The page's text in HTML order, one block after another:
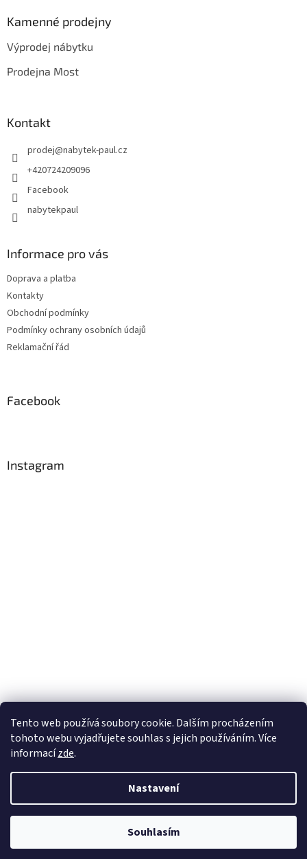
Tento web používá soubory cookie. Dalším procházením
tohoto webu vyjadřujete souhlas s jejich používáním. Více
informacízde.
Nastavení
Souhlasím
Kamenné prodejny
Výprodej nábytku
Prodejna Most
Kontakt
prodej@nabytek-paul.cz
+420724209096
Facebook
nabytekpaul
Informace pro vás
Doprava a platba
Kontakty
Obchodní podmínky
Podmínky ochrany osobních údajů
Reklamační řád
Facebook
Instagram
Odstoupit od smlouvy